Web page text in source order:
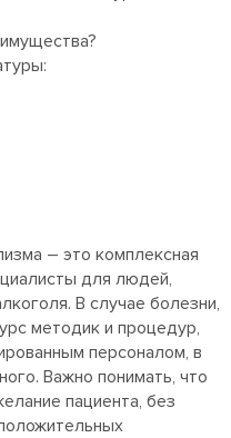
– это комплексная
для людей,
В случае болезни,
методик и процедур,
персоналом, в
Важно понимать, что
пациента, без